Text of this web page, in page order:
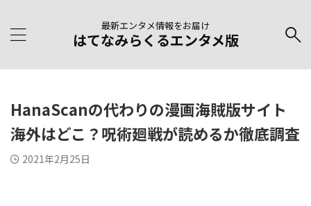
最新エンタメ情報をお届け
はてなみらくるエンタメ版
HanaScanの代わりの漫画海賊版サイト
海外はどこ？呪術廻戦が読めるか徹底調査
2021年2月25日